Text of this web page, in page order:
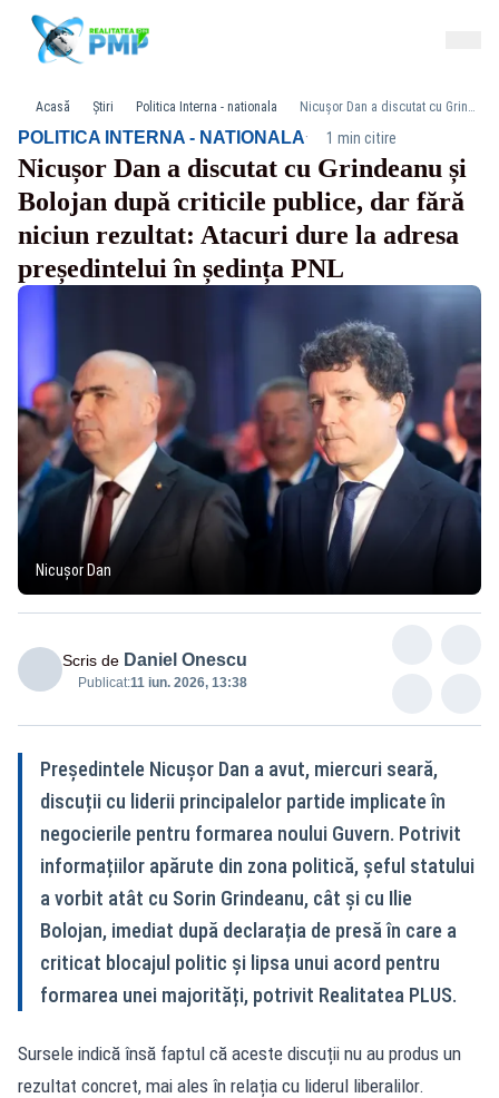
Acasă Știri Politica Interna - nationala Nicușor Dan a discutat cu Grindeanu și Bolojan după criticile publice, dar fără niciun rezultat: Atacuri dure la adresa președintelui în ședința PNL
POLITICA INTERNA - NATIONALA· 1 min citire
Nicușor Dan a discutat cu Grindeanu și
Bolojan după criticile publice, dar fără
niciun rezultat: Atacuri dure la adresa
președintelui în ședința PNL
Nicușor Dan
Scris de Daniel Onescu
Publicat:11 iun. 2026, 13:38
Președintele Nicușor Dan a avut, miercuri seară,
discuții cu liderii principalelor partide implicate în
negocierile pentru formarea noului Guvern. Potrivit
informațiilor apărute din zona politică, șeful statului
a vorbit atât cu Sorin Grindeanu, cât și cu Ilie
Bolojan, imediat după declarația de presă în care a
criticat blocajul politic și lipsa unui acord pentru
formarea unei majorități, potrivit Realitatea PLUS.
Sursele indică însă faptul că aceste discuții nu au produs un
rezultat concret, mai ales în relația cu liderul liberalilor.